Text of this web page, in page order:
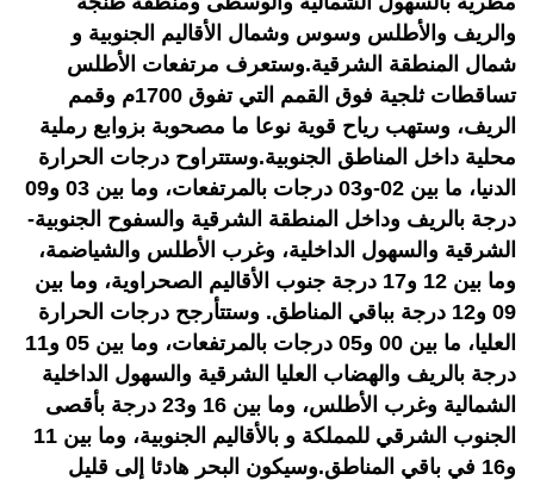
والريف والأطلس وسوس وشمال الأقاليم الجنوبية و
شمال المنطقة الشرقية.وستعرف مرتفعات الأطلس
تساقطات ثلجية فوق القمم التي تفوق 1700م وقمم
الريف، وستهب رياح قوية نوعا ما مصحوبة بزوابع رملية
محلية داخل المناطق الجنوبية.وستتراوح درجات الحرارة
الدنيا، ما بين 02-و03 درجات بالمرتفعات، وما بين 03 و09
درجة بالريف وداخل المنطقة الشرقية والسفوح الجنوبية-
الشرقية والسهول الداخلية، وغرب الأطلس والشياضمة،
وما بين 12 و17 درجة جنوب الأقاليم الصحراوية، وما بين
09 و12 درجة بباقي المناطق. وستتأرجح درجات الحرارة
العليا، ما بين 00 و05 درجات بالمرتفعات، وما بين 05 و11
درجة بالريف والهضاب العليا الشرقية والسهول الداخلية
الشمالية وغرب الأطلس، وما بين 16 و23 درجة بأقصى
الجنوب الشرقي للمملكة و بالأقاليم الجنوبية، وما بين 11
و16 في باقي المناطق.وسيكون البحر هادئا إلى قليل